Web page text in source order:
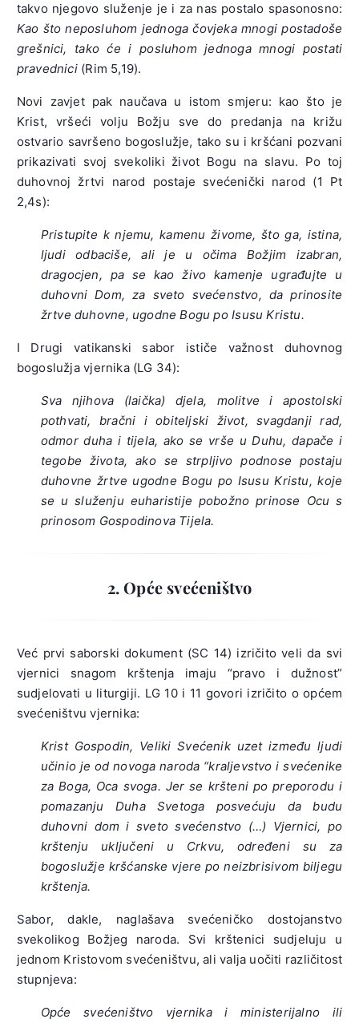
takvo njegovo služenje je i za nas postalo spasonosno:
Kao što neposluhom jednoga čovjeka mnogi postadoše
grešnici, tako će i posluhom jednoga mnogi postati
pravednici(Rim 5,19).
Novi zavjet pak naučava u istom smjeru: kao što je
Krist, vršeći volju Božju sve do predanja na križu
ostvario savršeno bogoslužje, tako su i kršćani pozvani
prikazivati svoj svekoliki život Bogu na slavu. Po toj
duhovnoj žrtvi narod postaje svećenički narod (1 Pt
2,4s):
Pristupite k njemu, kamenu živome, što ga, istina,
ljudi odbaciše, ali je u očima Božjim izabran,
dragocjen, pa se kao živo kamenje ugrađujte u
duhovni Dom, za sveto svećenstvo, da prinosite
žrtve duhovne, ugodne Bogu po Isusu Kristu.
I Drugi vatikanski sabor ističe važnost duhovnog
bogoslužja vjernika (LG 34):
Sva njihova (laička) djela, molitve i apostolski
pothvati, bračni i obiteljski život, svagdanji rad,
odmor duha i tijela, ako se vrše u Duhu, dapače i
tegobe života, ako se strpljivo podnose postaju
duhovne žrtve ugodne Bogu po Isusu Kristu, koje
se u služenju euharistije pobožno prinose Ocu s
prinosom Gospodinova Tijela.
2. Opće svećeništvo
Već prvi saborski dokument (SC 14) izričito veli da svi
vjernici snagom krštenja imaju “pravo i dužnost”
sudjelovati u liturgiji. LG 10 i 11 govori izričito o općem
svećeništvu vjernika:
Krist Gospodin, Veliki Svećenik uzet između ljudi
učinio je od novoga naroda “kraljevstvo i svećenike
za Boga, Oca svoga. Jer se kršteni po preporodu i
pomazanju Duha Svetoga
posvećuju da budu
duhovni dom i sveto svećenstvo (…) Vjernici, po
krštenju uključeni u Crkvu, određeni su za
bogoslužje kršćanske vjere po neizbrisivom biljegu
krštenja.
Sabor, dakle, naglašava svećeničko dostojanstvo
svekolikog Božjeg naroda. Svi krštenici sudjeluju u
jednom Kristovom svećeništvu, ali valja uočiti različitost
stupnjeva:
Opće svećeništvo vjernika i ministerijalno ili